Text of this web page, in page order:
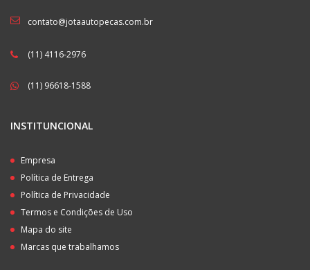
contato@jotaautopecas.com.br
(11) 4116-2976
(11) 96618-1588
INSTITUNCIONAL
Empresa
Política de Entrega
Política de Privacidade
Termos e Condições de Uso
Mapa do site
Marcas que trabalhamos